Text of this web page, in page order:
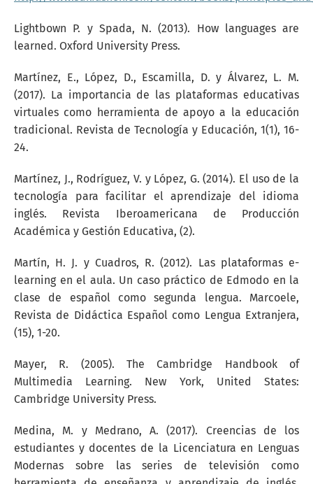
Lightbown P. y Spada, N. (2013). How languages are
learned. Oxford University Press.
Martínez, E., López, D., Escamilla, D. y Álvarez, L. M.
(2017). La importancia de las plataformas educativas
virtuales como herramienta de apoyo a la educación
tradicional. Revista de Tecnología y Educación, 1(1), 16-
24.
Martínez, J., Rodríguez, V. y López, G. (2014). El uso de la
tecnología para facilitar el aprendizaje del idioma
inglés. Revista Iberoamericana de Producción
Académica y Gestión Educativa, (2).
Martín, H. J. y Cuadros, R. (2012). Las plataformas e-
learning en el aula. Un caso práctico de Edmodo en la
clase de español como segunda lengua. Marcoele,
Revista de Didáctica Español como Lengua Extranjera,
(15), 1-20.
Mayer, R. (2005). The Cambridge Handbook of
Multimedia Learning. New York, United States:
Cambridge University Press.
Medina, M. y Medrano, A. (2017). Creencias de los
estudiantes y docentes de la Licenciatura en Lenguas
Modernas sobre las series de televisión como